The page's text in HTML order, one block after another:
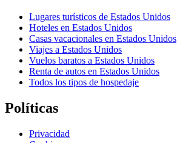
Lugares turísticos de Estados Unidos
Hoteles en Estados Unidos
Casas vacacionales en Estados Unidos
Viajes a Estados Unidos
Vuelos baratos a Estados Unidos
Renta de autos en Estados Unidos
Todos los tipos de hospedaje
Políticas
Privacidad